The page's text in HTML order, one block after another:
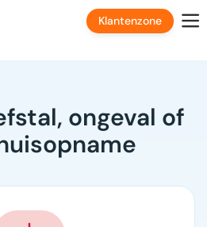
Klantenzone
ongeval of